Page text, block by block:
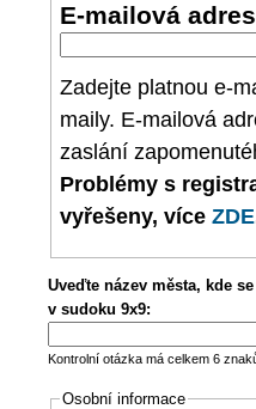
E-mailová
Zadejte platnou e-
maily. E-mailová
zaslání
Problémy s
vyřešeny, více ZDE
Uveďte název města, kde
v sudoku 9x9:
Kontrolní otázka má celkem 6
Osobní informace